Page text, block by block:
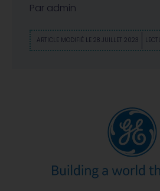
Par admin
ARTICLE MODIFIÉ LE 28 JUILLET 2023